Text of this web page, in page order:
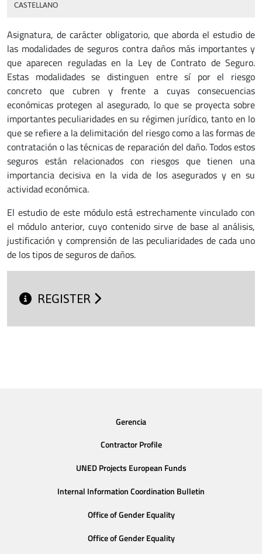
CASTELLANO
Asignatura, de carácter obligatorio, que aborda el estudio de
las modalidades de seguros contra daños más importantes y
que aparecen reguladas en la Ley de Contrato de Seguro.
Estas modalidades se distinguen entre sí por el riesgo
concreto que cubren y frente a cuyas consecuencias
económicas protegen al asegurado, lo que se proyecta sobre
importantes peculiaridades en su régimen jurídico, tanto en lo
que se refiere a la delimitación del riesgo como a las formas de
contratación o las técnicas de reparación del daño. Todos estos
seguros están relacionados con riesgos que tienen una
importancia decisiva en la vida de los asegurados y en su
actividad económica.
El estudio de este módulo está estrechamente vinculado con
el módulo anterior, cuyo contenido sirve de base al análisis,
justificación y comprensión de las peculiaridades de cada uno
de los tipos de seguros de daños.
REGISTER
Gerencia
Contractor Profile
UNED Projects European Funds
Internal Information Coordination Bulletin
Office of Gender Equality
Office of Gender Equality